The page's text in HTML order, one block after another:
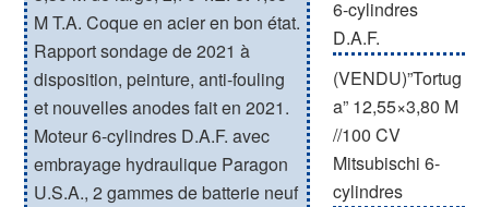
M T.A. Coque en acier en bon état.
Rapport sondage de 2021 à
disposition, peinture, anti-fouling
et nouvelles anodes fait en 2021.
Moteur 6-cylindres D.A.F. avec
embrayage hydraulique Paragon
U.S.A., 2 gammes de batterie neuf
6-cylindres
D.A.F.
(VENDU)”Tortug
a” 12,55×3,80 M
//100 CV
Mitsubischi 6-
cylindres